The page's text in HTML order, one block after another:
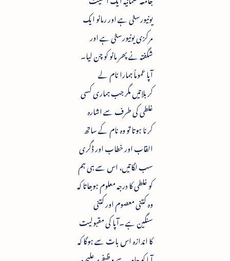
یونیورسٹی ہے اور رمانو ایک
مرکزی یونیورسٹی ہے اور
شگفتہ نے پھر مانو کو چن لیا۔
آپا عموماً ہمارا نام لے
کربلاتیں مگر جب ہماری کسی
غلطی کی طرف سے اشارہ
کرنا ہوتا تو وہ نام کے ساتھ
القاب اور خطاب اور ڈگری
سب لگاتیں، اس سے ہی ہم
کو غلطی کا درجہ معلوم ہوجاتا کہ
وہ کتنی معصوم اور کتنی
سنگین ہے ۔آپا کی مقبولیت
کا اندازہ اس بات سے ہوگا کہ